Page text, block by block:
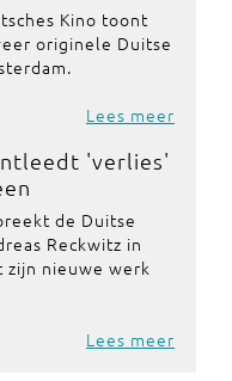
Kino toont
originele Duitse
Lees meer
'verlies'
de Duitse
Reckwitz in
zijn nieuwe werk
Lees meer